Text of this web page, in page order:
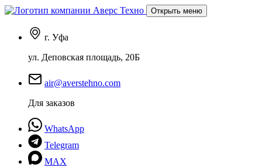
Открыть меню
г. Уфа
ул. Деповская площадь, 20Б
air@averstehno.com
Для заказов
WhatsApp
Telegram
MAX